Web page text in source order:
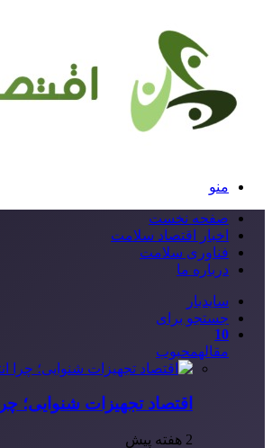
منو
صفحه نخست
اخبار اقتصاد سلامت
فناوری سلامت
درباره ما
سایدبار
جستجو برای
10
مقالهمحبوب
اقتصاد تجهیزات شنوایی؛
2 هفته پیش